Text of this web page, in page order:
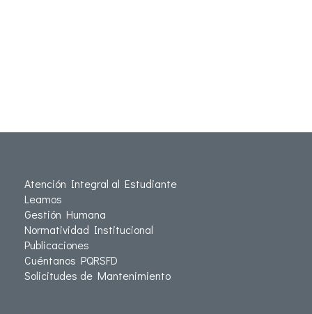
Atención Integral al Estudiante
Leamos
Gestión Humana
Normatividad Institucional
Publicaciones
Cuéntanos PQRSFD
Solicitudes de Mantenimiento